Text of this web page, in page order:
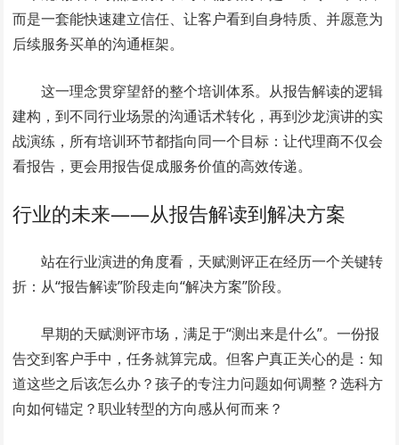
而是一套能快速建立信任、让客户看到自身特质、并愿意为
后续服务买单的沟通框架。
这一理念贯穿望舒的整个培训体系。从报告解读的逻辑
建构，到不同行业场景的沟通话术转化，再到沙龙演讲的实
战演练，所有培训环节都指向同一个目标：让代理商不仅会
看报告，更会用报告促成服务价值的高效传递。
行业的未来——从报告解读到解决方案
站在行业演进的角度看，天赋测评正在经历一个关键转
折：从“报告解读”阶段走向“解决方案”阶段。
早期的天赋测评市场，满足于“测出来是什么”。一份报
告交到客户手中，任务就算完成。但客户真正关心的是：知
道这些之后该怎么办？孩子的专注力问题如何调整？选科方
向如何锚定？职业转型的方向感从何而来？